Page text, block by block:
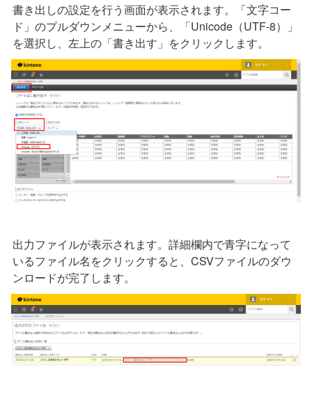
書き出しの設定を行う画面が表示されます。「文字コー
ド」のプルダウンメニューから、「Unicode（UTF-8）」
を選択し、左上の「書き出す」をクリックします。
出力ファイルが表示されます。詳細欄内で青字になって
いるファイル名をクリックすると、CSVファイルのダウ
ンロードが完了します。